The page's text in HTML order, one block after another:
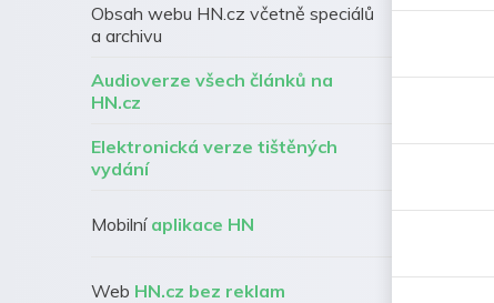
Obsah webu HN.cz včetně speciálů
a archivu
Audioverze všech článků na
HN.cz
Elektronická verze tištěných
vydání
Mobilní aplikace HN
Web HN.cz bez reklam